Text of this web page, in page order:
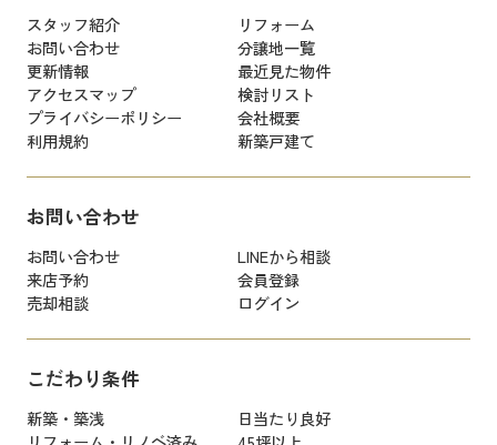
スタッフ紹介
リフォーム
お問い合わせ
分譲地一覧
更新情報
最近見た物件
アクセスマップ
検討リスト
プライバシーポリシー
会社概要
利用規約
新築戸建て
お問い合わせ
お問い合わせ
LINEから相談
来店予約
会員登録
売却相談
ログイン
こだわり条件
新築・築浅
日当たり良好